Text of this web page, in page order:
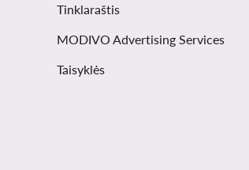
Tinklaraštis
MODIVO Advertising Services
Taisyklės